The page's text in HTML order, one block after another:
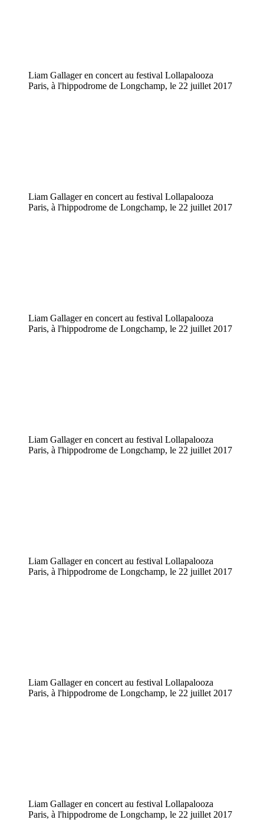
Liam Gallager en concert au festival Lollapalooza
Paris, à l'hippodrome de Longchamp, le 22 juillet 2017
Liam Gallager en concert au festival Lollapalooza
Paris, à l'hippodrome de Longchamp, le 22 juillet 2017
Liam Gallager en concert au festival Lollapalooza
Paris, à l'hippodrome de Longchamp, le 22 juillet 2017
Liam Gallager en concert au festival Lollapalooza
Paris, à l'hippodrome de Longchamp, le 22 juillet 2017
Liam Gallager en concert au festival Lollapalooza
Paris, à l'hippodrome de Longchamp, le 22 juillet 2017
Liam Gallager en concert au festival Lollapalooza
Paris, à l'hippodrome de Longchamp, le 22 juillet 2017
Liam Gallager en concert au festival Lollapalooza
Paris, à l'hippodrome de Longchamp, le 22 juillet 2017